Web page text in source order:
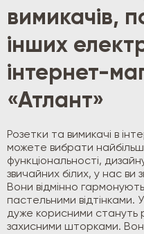
вимикачів,
інших
інтернет-
«Атлант»
Розетки та вимикачі в
можете вибрати
функціональності,
звичайних білих, у нас
Вони відмінно
пастельними відтінками.
дуже корисними стануть
захисними шторками.